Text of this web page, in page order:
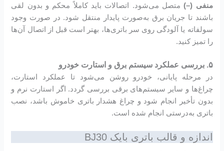
منفی (–)متصل می‌شود. اتصالات باید کاملاً محکم و بدون لقی
باشند تا جریان برق به‌صورت پایدار منتقل شود. در صورت وجود
سولفاته یا آلودگی روی سر باتری‌ها، بهتر است قبل از اتصال آن‌ها
را تمیز کنید.
۵. بررسی عملکرد سیستم برق و استارت خودرو
در مرحله پایانی، خودرو روشن می‌شود تا عملکرد استارت،
چراغ‌ها و سایر سیستم‌های برقی بررسی گردد. اگر استارت نرم و
بدون تأخیر انجام شود و چراغ هشدار باتری خاموش باشد، نصب
باتری به‌درستی انجام شده است.
اندازه و قالب باتری بایک BJ30